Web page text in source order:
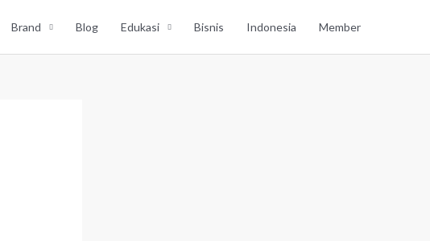
Brand Blog Edukasi Bisnis Indonesia Member